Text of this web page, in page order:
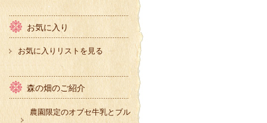
お気に入り
お気に入りリストを見る
森の畑のご紹介
農園限定のオブセ牛乳とブル